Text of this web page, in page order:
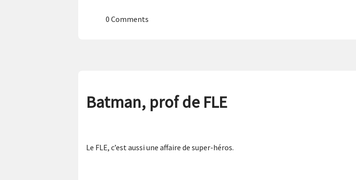
0 Comments
Batman, prof de FLE
Le FLE, c’est aussi une affaire de super-héros.